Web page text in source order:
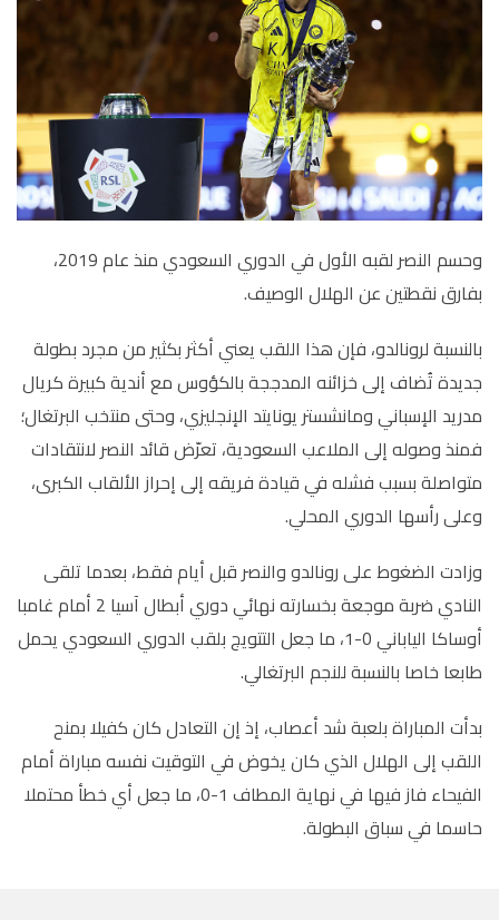
وحسم النصر لقبه الأول في الدوري السعودي منذ عام 2019،
بفارق نقطتين عن الهلال الوصيف.
بالنسبة لرونالدو، فإن هذا اللقب يعني أكثر بكثير من مجرد بطولة
جديدة تُضاف إلى خزائنه المدججة بالكؤوس مع أندية كبيرة كريال
مدريد الإسباني ومانشستر يونايتد الإنجليزي، وحتى منتخب البرتغال؛
فمنذ وصوله إلى الملاعب السعودية، تعرّض قائد النصر لانتقادات
متواصلة بسبب فشله في قيادة فريقه إلى إحراز الألقاب الكبرى،
وعلى رأسها الدوري المحلي.
وزادت الضغوط على رونالدو والنصر قبل أيام فقط، بعدما تلقى
النادي ضربة موجعة بخسارته نهائي دوري أبطال آسيا 2 أمام غامبا
أوساكا الياباني 0-1، ما جعل التتويج بلقب الدوري السعودي يحمل
طابعا خاصا بالنسبة للنجم البرتغالي.
بدأت المباراة بلعبة شد أعصاب، إذ إن التعادل كان كفيلا بمنح
اللقب إلى الهلال الذي كان يخوض في التوقيت نفسه مباراة أمام
الفيحاء فاز فيها في نهاية المطاف 1-0، ما جعل أي خطأ محتملا
حاسما في سباق البطولة.